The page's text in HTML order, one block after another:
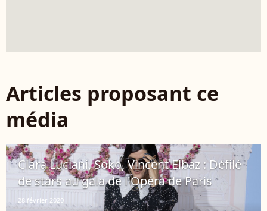
Articles proposant ce
média
Clara Luciani, Soko, Vincent Elbaz : Défilé
de stars au gala de l'Opéra de Paris
28 février 2020